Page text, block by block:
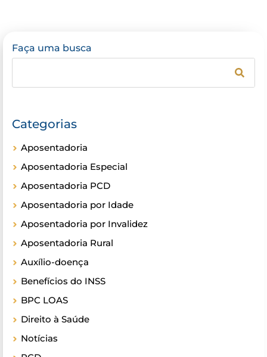
Faça uma busca
Categorias
Aposentadoria
Aposentadoria Especial
Aposentadoria PCD
Aposentadoria por Idade
Aposentadoria por Invalidez
Aposentadoria Rural
Auxílio-doença
Benefícios do INSS
BPC LOAS
Direito à Saúde
Notícias